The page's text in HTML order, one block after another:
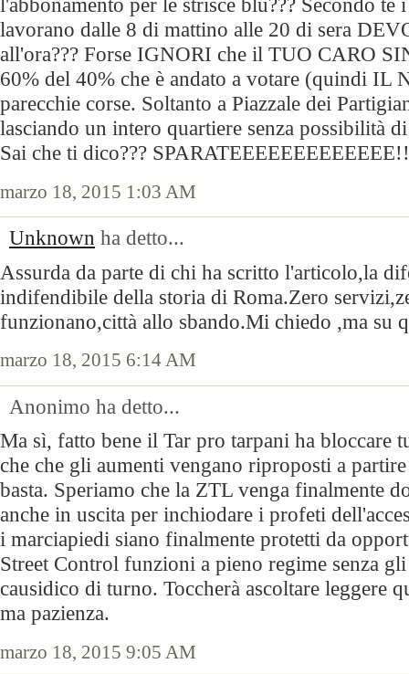
l'abbonamento per le strisce blu??? Secondo te
lavorano dalle 8 di mattino alle 20 di sera
all'ora??? Forse IGNORI che il TUO CARO
60% del 40% che è andato a votare (quindi IL
parecchie corse. Soltanto a Piazzale dei
lasciando un intero quartiere senza possibilità
Sai che ti dico???
marzo 18, 2015 1:03 AM
Unknown ha detto...
Assurda da parte di chi ha scritto l'articolo,la
indifendibile della storia di Roma.Zero
funzionano,città allo sbando.Mi chiedo ,ma su
marzo 18, 2015 6:14 AM
Anonimo ha detto...
Ma sì, fatto bene il Tar pro tarpani ha bloccare
che che gli aumenti vengano riproposti a
basta. Speriamo che la ZTL venga finalmente
anche in uscita per inchiodare i profeti
i marciapiedi siano finalmente protetti da
Street Control funzioni a pieno regime senza
causidico di turno. Toccherà ascoltare leggere
ma pazienza.
marzo 18, 2015 9:05 AM